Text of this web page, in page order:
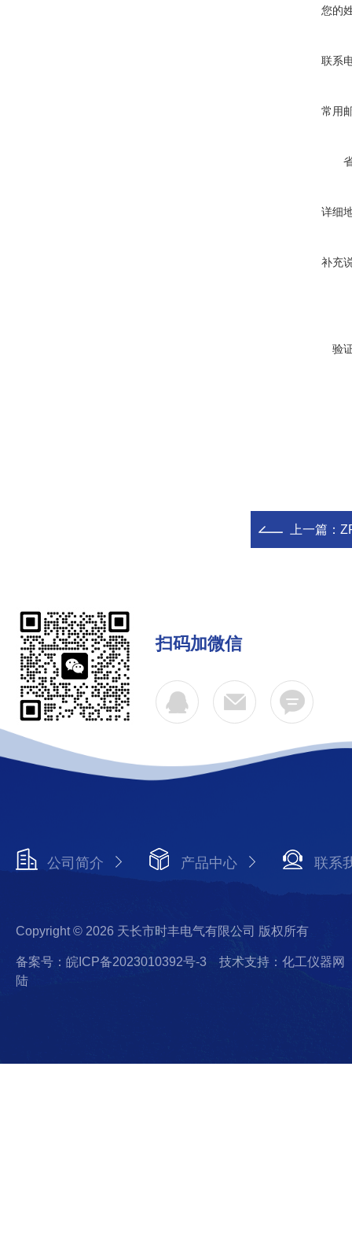
您的
联系
常用
详细
补充
验
上一篇：
扫码加微信
公司简介 产品中心 联系
Copyright © 2026 天长市时丰电气有限公司 版权所有
备案号：皖ICP备2023010392号-3
技术支持：化工仪器网
陆